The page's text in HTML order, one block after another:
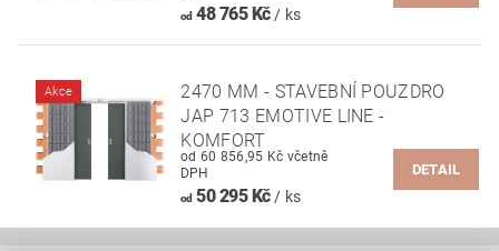
od48 765 Kč/ ks
Akce
2470 MM - STAVEBNÍ POUZDRO
JAP 713 EMOTIVE LINE -
KOMFORT
od 60 856,95 Kč včetně
DPH
od50 295 Kč/ ks
DETAIL